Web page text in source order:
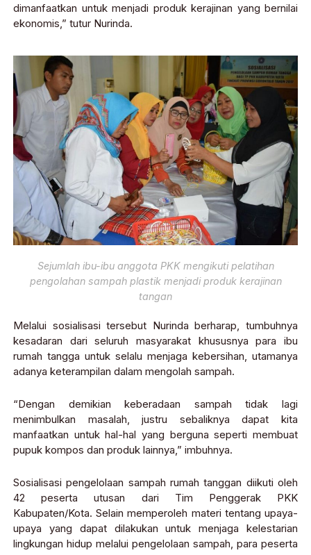
dimanfaatkan untuk menjadi produk kerajinan yang bernilai
ekonomis,” tutur Nurinda.
Sejumlah ibu-ibu anggota PKK mengikuti pelatihan
pengolahan sampah plastik menjadi produk kerajinan
tangan
Melalui sosialisasi tersebut Nurinda berharap, tumbuhnya
kesadaran dari seluruh masyarakat khususnya para ibu
rumah tangga untuk selalu menjaga kebersihan, utamanya
adanya keterampilan dalam mengolah sampah.
“Dengan demikian keberadaan sampah tidak lagi
menimbulkan masalah, justru sebaliknya dapat kita
manfaatkan untuk hal-hal yang berguna seperti membuat
pupuk kompos dan produk lainnya,” imbuhnya.
Sosialisasi pengelolaan sampah rumah tanggan diikuti oleh
42 peserta utusan dari Tim Penggerak PKK
Kabupaten/Kota. Selain memperoleh materi tentang upaya-
upaya yang dapat dilakukan untuk menjaga kelestarian
lingkungan hidup melalui pengelolaan sampah, para peserta